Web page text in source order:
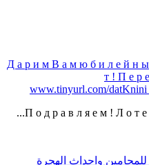
Д а р и м В а м ю б и л е й н
т ! П е р
www.tinyurl.com/
П о д р а в л я е м ! Л о т е